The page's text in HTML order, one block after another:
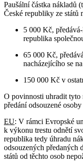
Paušální částka nákladů
České republiky ze
5 000 Kč,
republika
65 000 Kč,
nacházejícího se
150 000 Kč v
O povinnosti uhradit tyto
předání odsouzené
EU: V rámci Evropské
k výkonu trestu odnětí
republika tedy úhradu
odsouzených předaných
států od těchto osob